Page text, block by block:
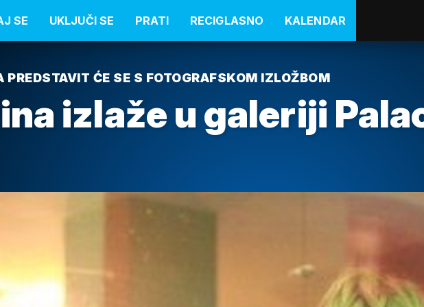
SE UKLJUČI SE PRATI RECIGLASNO KALENDAR
ĆE SE S FOTOGRAFSKOM IZLOŽBOM
izlaže u galeriji